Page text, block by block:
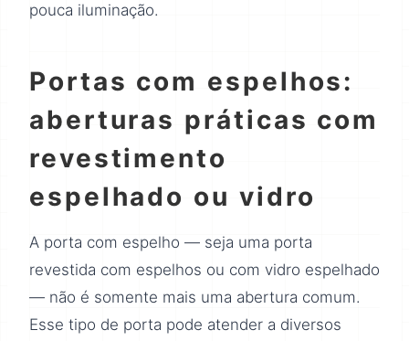
pouca iluminação.
Portas com espelhos:
aberturas práticas com
revestimento
espelhado ou vidro
A porta com espelho — seja uma porta
revestida com espelhos ou com vidro espelhado
— não é somente mais uma abertura comum.
Esse tipo de porta pode atender a diversos